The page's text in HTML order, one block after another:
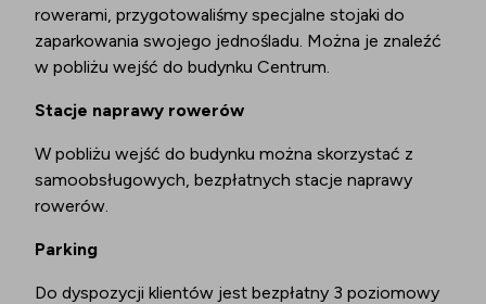
rowerami, przygotowaliśmy specjalne stojaki do
zaparkowania swojego jednośladu. Można je znaleźć
w pobliżu wejść do budynku Centrum.
Stacje naprawy rowerów
W pobliżu wejść do budynku można skorzystać z
samoobsługowych, bezpłatnych stacje naprawy
rowerów.
Parking
Do dyspozycji klientów jest bezpłatny 3 poziomowy